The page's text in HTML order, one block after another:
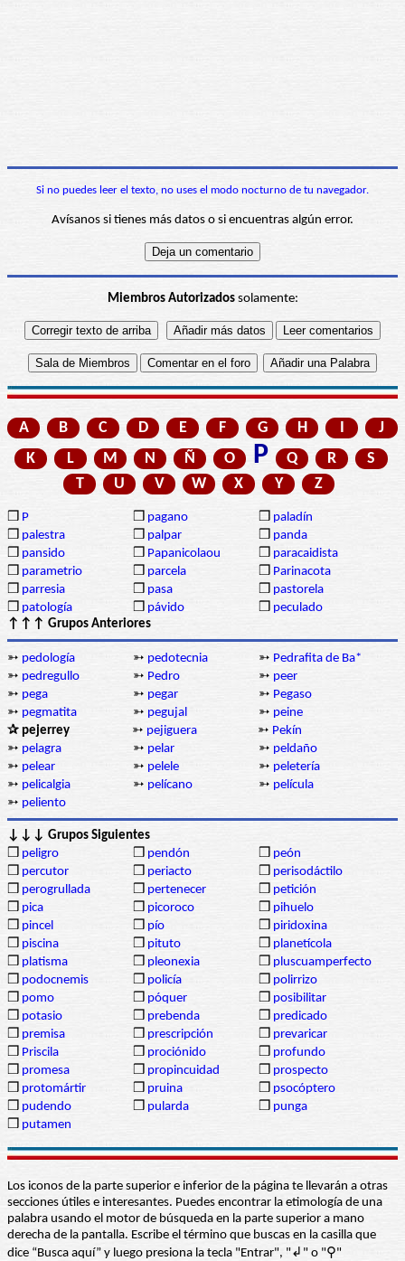
Si no puedes leer el texto, no uses el modo nocturno de tu navegador.
Avísanos si tienes más datos o si encuentras algún error.
Miembros Autorizadossolamente:
A B C D E F G H
J
K
L M N Ñ O P Q R
S
T
U V W X Y Z
❒ P ❒ pagano ❒ paladín
❒ palestra ❒ palpar ❒ panda
❒ pansido ❒ Papanicolaou ❒ paracaidista
❒ parametrio ❒ parcela ❒ Parinacota
❒ parresia ❒ pasa ❒ pastorela
❒ patología ❒ pávido ❒ peculado
↑↑↑ Grupos Anteriores
➳ pedología ➳ pedotecnia ➳ Pedrafita de Ba*
➳ pedregullo ➳ Pedro ➳ peer
➳ pega ➳ pegar ➳ Pegaso
➳ pegmatita ➳ pegujal ➳ peine
✰ pejerrey
➳ pejiguera ➳ Pekín
➳ pelagra ➳ pelar ➳ peldaño
➳ pelear ➳ pelele ➳ peletería
➳ pelicalgia ➳ pelícano ➳ película
➳ peliento
↓↓↓ Grupos Siguientes
❒ peligro ❒ pendón ❒ peón
❒ percutor ❒ periacto ❒ perisodáctilo
❒ perogrullada ❒ pertenecer ❒ petición
❒ pica ❒ picoroco ❒ pihuelo
❒ pincel ❒ pío ❒ piridoxina
❒ piscina ❒ pituto ❒ planetícola
❒ platisma ❒ pleonexia ❒ pluscuamperfecto
❒ podocnemis ❒ policía ❒ polirrizo
❒ pomo ❒ póquer ❒ posibilitar
❒ potasio ❒ prebenda ❒ predicado
❒ premisa ❒ prescripción ❒ prevaricar
❒ Priscila ❒ prociónido ❒ profundo
❒ promesa ❒ propincuidad ❒ prospecto
❒ protomártir ❒ pruina ❒ psocóptero
❒ pudendo ❒ pularda ❒ punga
❒ putamen
Los iconos de la parte superior e inferior de la página te llevarán a otras
secciones útiles e interesantes. Puedes encontrar la etimología de una
palabra usando el motor de búsqueda en la parte superior a mano
derecha de la pantalla. Escribe el término que buscas en la casilla que
dice “Busca aquí” y luego presiona la tecla "Entrar", "↲" o "⚲"